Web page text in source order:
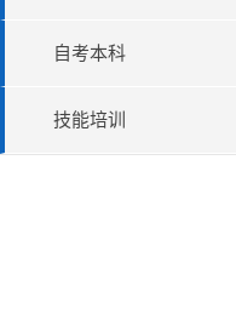
自考本科
技能培训